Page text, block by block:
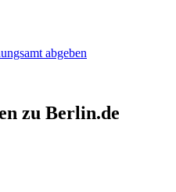
abgeben
zu Berlin.de